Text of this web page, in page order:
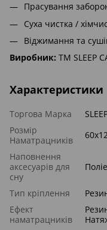
Прасування
Суха чистка /
Віджимання та
Виробник: ТМ SLEEP
Характеристики
Торгова Марка
Розмір
Наматрацників
Наповнення
аксесуарів для
сну
Тип кріплення
Ефект
наматрацників